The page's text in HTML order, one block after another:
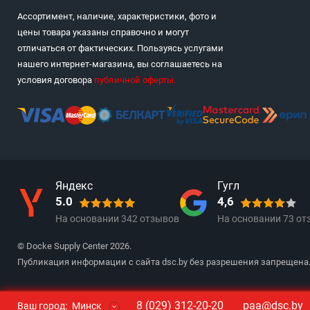
Ассортимент, наличие, характеристики, фото и
цены товара указаны справочно и могут
отличаться от фактических. Пользуясь услугами
нашего интернет-магазина, вы соглашаетесь на
условия договора публичной оферты.
Яндекс
5.0
На основании 342 отзывов
Гугл
4,6
На основании 73
© Docke Supply Center 2026.
Публикация информации с сайта dsc.by без разрешения запрещена.
Ваш город: Минск 8 (029) 312-20-20 paa@dsc.by